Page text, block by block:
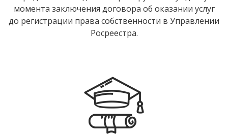
момента заключения договора об оказании услуг
до регистрации права собственности в Управлении
Росреестра.